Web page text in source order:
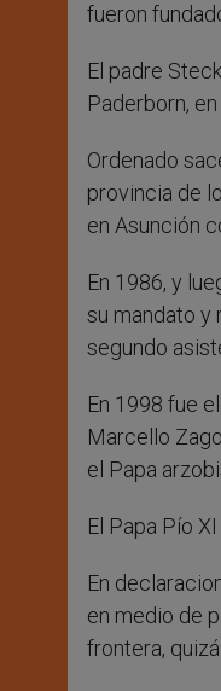
fueron
El padre
Paderborn,
Ordenado
provincia de
en Asunción
En 1986, y
su mandato y
segundo
En 1998 fue
Marcello
el Papa
El Papa Pío
En
en medio de
frontera,